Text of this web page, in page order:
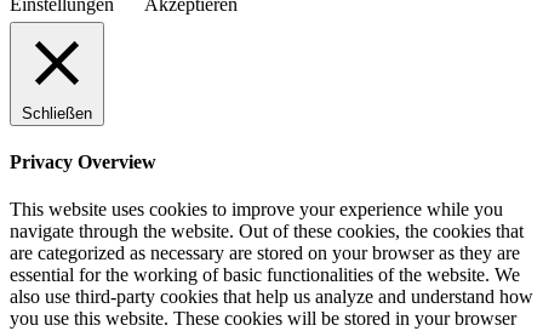
Schließen
Privacy Overview
This website uses cookies to improve your experience while you
navigate through the website. Out of these cookies, the cookies that
are categorized as necessary are stored on your browser as they are
essential for the working of basic functionalities of the website. We
also use third-party cookies that help us analyze and understand how
you use this website. These cookies will be stored in your browser